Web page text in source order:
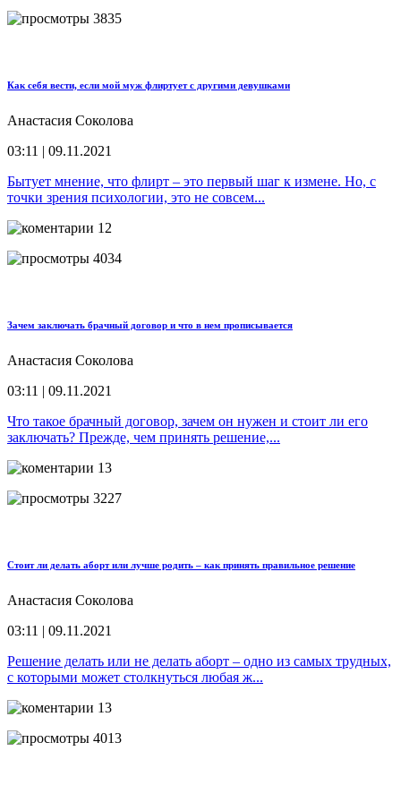
3835
Как себя вести, если мой муж флиртует с другими девушками
Анастасия Соколова
03:11 | 09.11.2021
Бытует мнение, что флирт – это первый шаг к измене. Но, с
точки зрения психологии, это не совсем...
12
4034
Зачем заключать брачный договор и что в нем прописывается
Анастасия Соколова
03:11 | 09.11.2021
Что такое брачный договор, зачем он нужен и стоит ли его
заключать? Прежде, чем принять решение,...
13
3227
Стоит ли делать аборт или лучше родить – как принять правильное решение
Анастасия Соколова
03:11 | 09.11.2021
Решение делать или не делать аборт – одно из самых трудных,
с которыми может столкнуться любая ж...
13
4013